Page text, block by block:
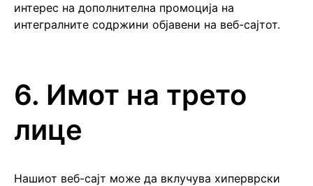
интерес на дополнителна промоција на
интегралните содржини објавени на веб-сајтот.
6. Имот на трето
лице
Нашиот веб-сајт може да вклучува хиперврски